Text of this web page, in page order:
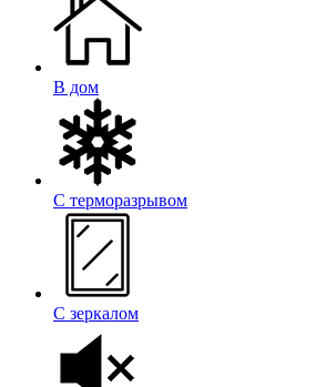
В дом
С терморазрывом
С зеркалом